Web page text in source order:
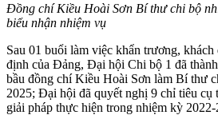
Đồng chí Kiều Hoài Sơn Bí thư chi bộ
biểu nhận nhiệm vụ
Sau 01 buổi làm việc khẩn trương, khách
định của Đảng, Đại hội Chi bộ 1 đã
bầu đồng chí Kiều Hoài Sơn làm Bí thư
2025; Đại hội đã quyết nghị 9 chỉ tiêu cụ
giải pháp thực hiện trong nhiệm kỳ 2022-